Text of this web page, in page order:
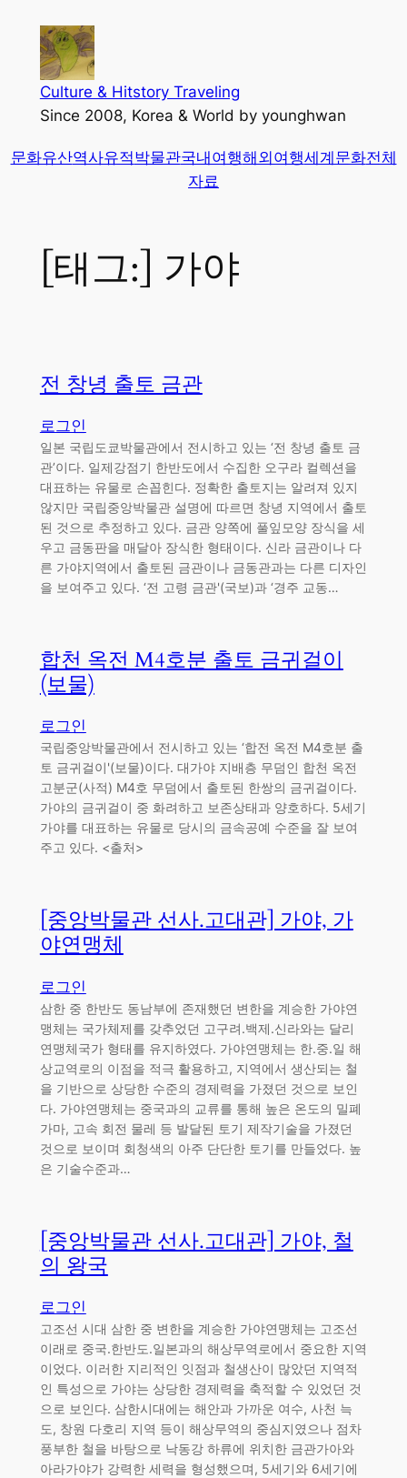
가
Culture & Hitstory Traveling
Since 2008, Korea & World by younghwan
문화유산역사유적박물관국내여행해외여행세계문화전체
자료
[태그:] 가야
전 창녕 출토 금관
로그인
일본 국립도쿄박물관에서 전시하고 있는 ‘전 창녕 출토 금
관’이다. 일제강점기 한반도에서 수집한 오구라 컬렉션을
대표하는 유물로 손꼽힌다. 정확한 출토지는 알려져 있지
않지만 국립중앙박물관 설명에 따르면 창녕 지역에서 출토
된 것으로 추정하고 있다. 금관 양쪽에 풀잎모양 장식을 세
우고 금동판을 매달아 장식한 형태이다. 신라 금관이나 다
른 가야지역에서 출토된 금관이나 금동관과는 다른 디자인
을 보여주고 있다. ‘전 고령 금관'(국보)과 ‘경주 교동…
합천 옥전 M4호분 출토 금귀걸이
(보물)
로그인
국립중앙박물관에서 전시하고 있는 ‘합전 옥전 M4호분 출
토 금귀걸이'(보물)이다. 대가야 지배층 무덤인 합천 옥전
고분군(사적) M4호 무덤에서 출토된 한쌍의 금귀걸이다.
가야의 금귀걸이 중 화려하고 보존상태과 양호하다. 5세기
가야를 대표하는 유물로 당시의 금속공예 수준을 잘 보여
주고 있다. <출처>
[중앙박물관 선사.고대관] 가야, 가
야연맹체
로그인
삼한 중 한반도 동남부에 존재했던 변한을 계승한 가야연
맹체는 국가체제를 갖추었던 고구려.백제.신라와는 달리
연맹체국가 형태를 유지하였다. 가야연맹체는 한.중.일 해
상교역로의 이점을 적극 활용하고, 지역에서 생산되는 철
을 기반으로 상당한 수준의 경제력을 가졌던 것으로 보인
다. 가야연맹체는 중국과의 교류를 통해 높은 온도의 밀폐
가마, 고속 회전 물레 등 발달된 토기 제작기술을 가졌던
것으로 보이며 회청색의 아주 단단한 토기를 만들었다. 높
은 기술수준과…
[중앙박물관 선사.고대관] 가야, 철
의 왕국
로그인
고조선 시대 삼한 중 변한을 계승한 가야연맹체는 고조선
이래로 중국.한반도.일본과의 해상무역로에서 중요한 지역
이었다. 이러한 지리적인 잇점과 철생산이 많았던 지역적
인 특성으로 가야는 상당한 경제력을 축적할 수 있었던 것
으로 보인다. 삼한시대에는 해안과 가까운 여수, 사천 늑
도, 창원 다호리 지역 등이 해상무역의 중심지였으나 점차
풍부한 철을 바탕으로 낙동강 하류에 위치한 금관가아와
아라가야가 강력한 세력을 형성했으며, 5세기와 6세기에